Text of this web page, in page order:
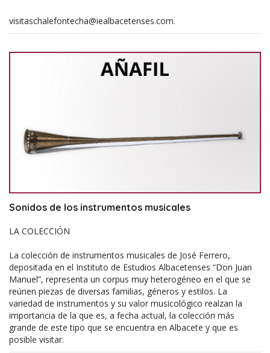
visitaschalefontecha@iealbacetenses.com.
Sonidos de los instrumentos musicales
LA COLECCIÓN
La colección de instrumentos musicales de José Ferrero,
depositada en el Instituto de Estudios Albacetenses “Don Juan
Manuel”, representa un corpus muy heterogéneo en el que se
reúnen piezas de diversas familias, géneros y estilos. La
variedad de instrumentos y su valor musicológico realzan la
importancia de la que es, a fecha actual, la colección más
grande de este tipo que se encuentra en Albacete y que es
posible visitar.